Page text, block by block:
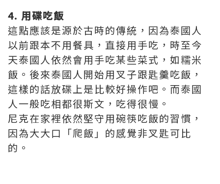
4. 用碟吃飯
這點應該是源於古時的傳統，因為泰國人
以前跟本不用餐具，直接用手吃，時至今
天泰國人依然會用手吃某些菜式，如糯米
飯。後來泰國人開始用叉子跟匙羹吃飯，
這樣的話放碟上是比較好操作吧。而泰國
人一般吃相都很斯文，吃得很慢。
尼克在家裡依然堅守用碗筷吃飯的習慣，
因為大大口「爬飯」的感覺非叉匙可比
的。